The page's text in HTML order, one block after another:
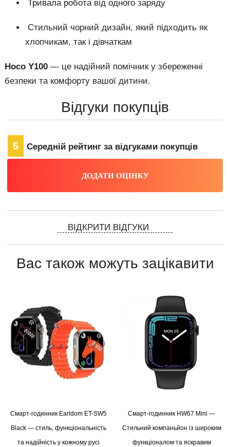
Тривала робота від одного заряду
Стильний чорний дизайн, який підходить як
хлопчикам, так і дівчаткам
Hoco Y100 — це надійний помічник у збереженні
безпеки та комфорту вашої дитини.
Відгуки покупців
5 Середній рейтинг за відгуками покупців
ВІДКРИТИ ВІДГУКИ
Вас також можуть зацікавити
Смарт-годинник Earldom ET-SW5
Black — стиль, функціональність
та надійність у кожному русі
Смарт-годинник HW67 Mini —
Стильний компаньйон із широким
функціоналом та яскравим